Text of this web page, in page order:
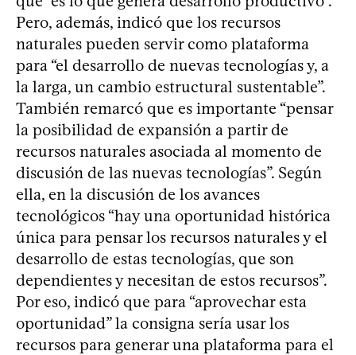
Pero, además, indicó que los recursos
naturales pueden servir como plataforma
para “el desarrollo de nuevas tecnologías y, a
la larga, un cambio estructural sustentable”.
También remarcó que es importante “pensar
la posibilidad de expansión a partir de
recursos naturales asociada al momento de
discusión de las nuevas tecnologías”. Según
ella, en la discusión de los avances
tecnológicos “hay una oportunidad histórica
única para pensar los recursos naturales y el
desarrollo de estas tecnologías, que son
dependientes y necesitan de estos recursos”.
Por eso, indicó que para “aprovechar esta
oportunidad” la consigna sería usar los
recursos para generar una plataforma para el